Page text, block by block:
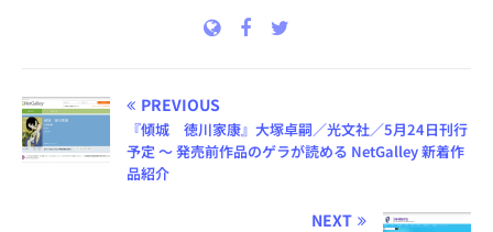
PREVIOUS
『傾城 徳川家康』大塚卓嗣／光文社／5月24日刊行
予定 ～ 発売前作品のゲラが読める NetGalley 新着作
品紹介
NEXT